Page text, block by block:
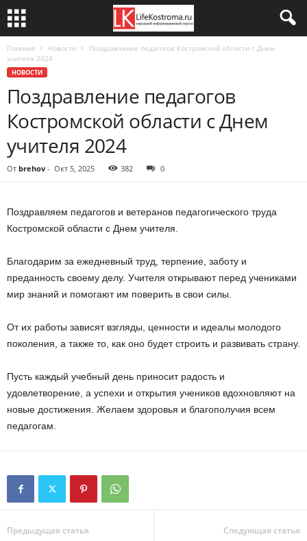
Главная Новости
Поздравление педагогов Костромской области с Днем
учителя 2024
НОВОСТИ
Поздравление педагогов
Костромской области с Днем
учителя 2024
От brehov - Окт 5, 2025 382 0
Поздравляем педагогов и ветеранов педагогического труда
Костромской области с Днем учителя.
Благодарим за ежедневный труд, терпение, заботу и
преданность своему делу. Учителя открывают перед учениками
мир знаний и помогают им поверить в свои силы.
От их работы зависят взгляды, ценности и идеалы молодого
поколения, а также то, как оно будет строить и развивать страну.
Пусть каждый учебный день приносит радость и
удовлетворение, а успехи и открытия учеников вдохновляют на
новые достижения. Желаем здоровья и благополучия всем
педагогам.
Предыдущая статья Следующая статья